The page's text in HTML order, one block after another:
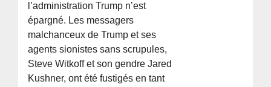
l’administration Trump n’est
épargné. Les messagers
malchanceux de Trump et ses
agents sionistes sans scrupules,
Steve Witkoff et son gendre Jared
Kushner, ont été fustigés en tant